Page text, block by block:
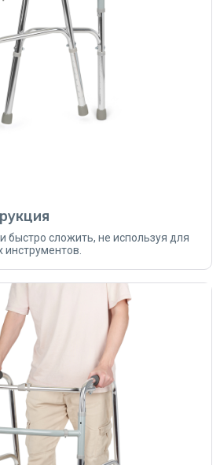
быстро сложить, не используя для
инструментов.